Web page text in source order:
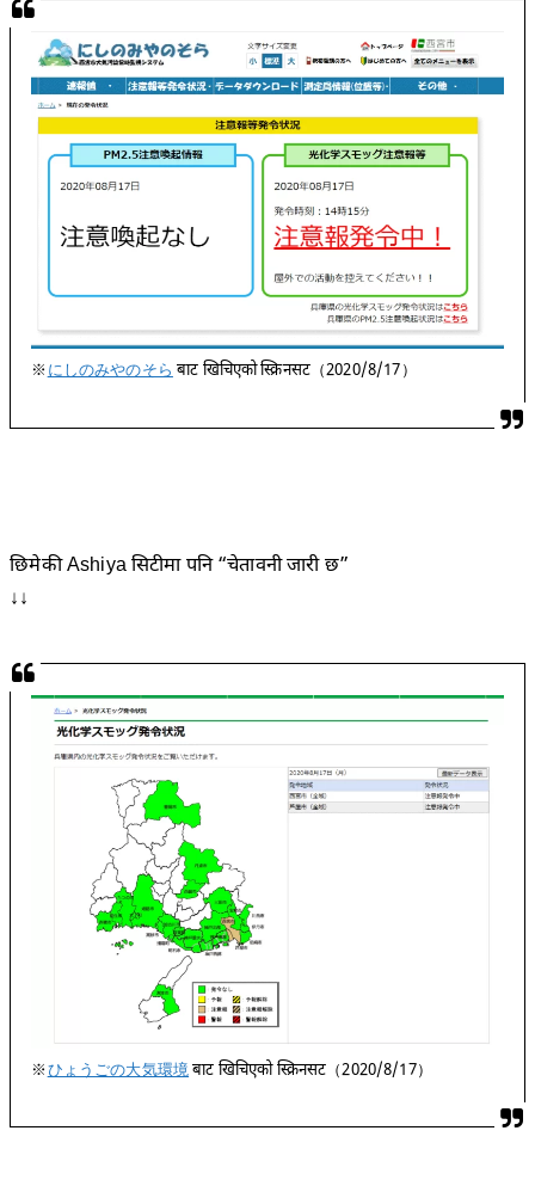
※ にしのみやのそら बाट खिचिएको स्क्रिनसट（2020/8/17）
छिमेकी Ashiya सिटीमा पनि “चेतावनी जारी छ”
↓↓
※ひょうごの大気環境बाट खिचिएको स्क्रिनसट（2020/8/17）